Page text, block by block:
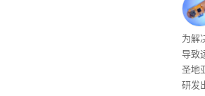
的
但
一系
用户
浓度
为解
导致
圣地
研发